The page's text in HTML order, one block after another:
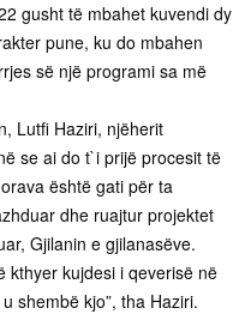
gusht të mbahet kuvendi dy
pune, ku do mbahen
së një programi sa më
Lutfi Haziri, njëherit
se ai do t`i prijë procesit të
është gati për ta
dhe ruajtur projektet
Gjilanin e gjilanasëve.
kthyer kujdesi i qeverisë në
shembë kjo”, tha Haziri.